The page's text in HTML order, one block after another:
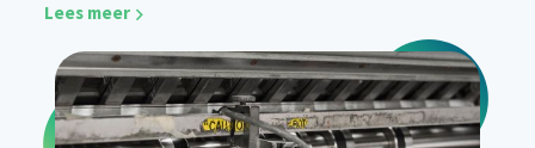
Lees meer